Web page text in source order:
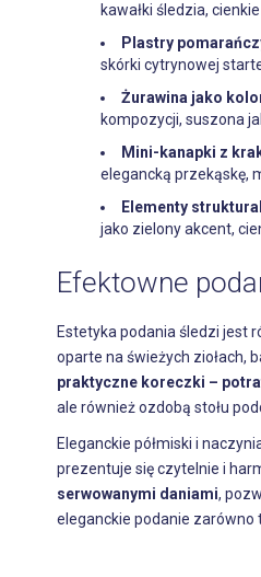
kawałki śledzia,
Plastry
skórki cytrynowej
Żurawina jako
kompozycji, suszona
Mini-kanapki z
elegancką przekąskę,
Elementy
jako zielony akcent,
Efektowne
Estetyka podania śledzi jest
oparte na świeżych ziołach,
praktyczne koreczki –
ale również ozdobą stołu
Eleganckie półmiski i
prezentuje się czytelnie i
serwowanymi daniami,
eleganckie podanie zarówno